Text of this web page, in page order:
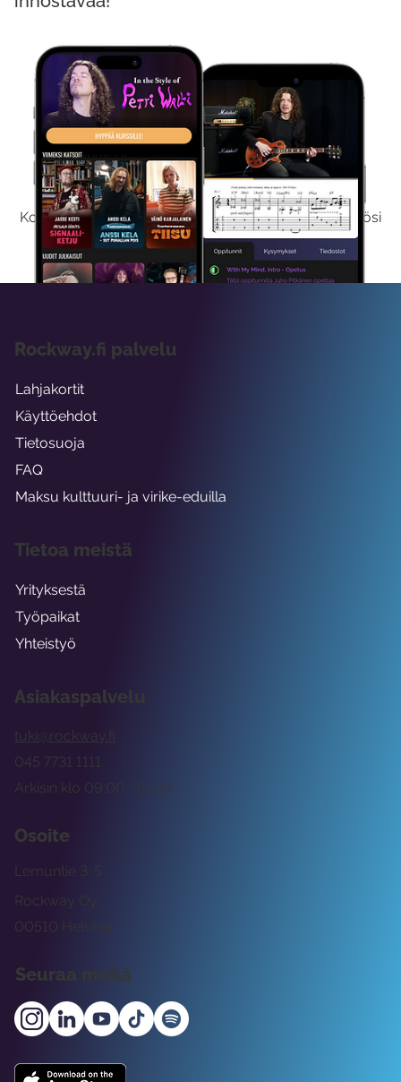
Kokeile Ilmaiseksi
Kokeilemalla ilmaiseksi saat koko sisältömme käyttöösi
viikon ajaksi.
Asiakaspalvelu
tuki@rockway.fi
Arkisin klo 09:00 -15:00
045 7731 1111
Osoite
Rockway Oy
Lemuntie 3-5
00510 Helsinki
Seuraa meitä
Rockway.fi palvelu
Lahjakortit
Käyttöehdot
Tietosuoja
FAQ
Maksu kulttuuri- ja virike-eduilla
Tietoa meistä
Yrityksestä
Työpaikat
Yhteistyö